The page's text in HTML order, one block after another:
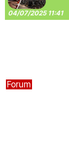
04/07/2025 11:41
Forum